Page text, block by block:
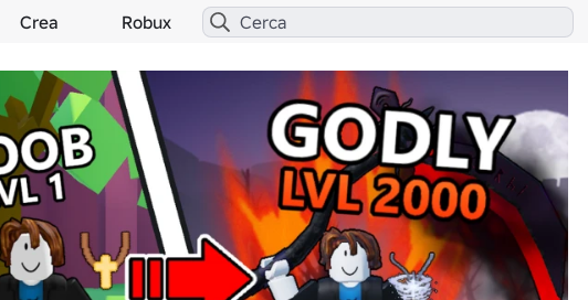
Crea Robux